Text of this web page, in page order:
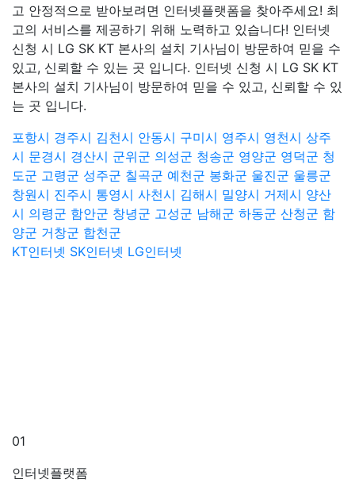
고 안정적으로 받아보려면 인터넷플랫폼을 찾아주세요! 최
고의 서비스를 제공하기 위해 노력하고 있습니다! 인터넷
신청 시 LG SK KT 본사의 설치 기사님이 방문하여 믿을 수
있고, 신뢰할 수 있는 곳 입니다. 인터넷 신청 시 LG SK KT
본사의 설치 기사님이 방문하여 믿을 수 있고, 신뢰할 수 있
는 곳 입니다.
포항시 경주시 김천시 안동시 구미시 영주시 영천시 상주
시 문경시 경산시 군위군 의성군 청송군 영양군 영덕군 청
도군 고령군 성주군 칠곡군 예천군 봉화군 울진군 울릉군
창원시 진주시 통영시 사천시 김해시 밀양시 거제시 양산
시 의령군 함안군 창녕군 고성군 남해군 하동군 산청군 함
양군 거창군 합천군
KT인터넷 SK인터넷 LG인터넷
01
인터넷플랫폼